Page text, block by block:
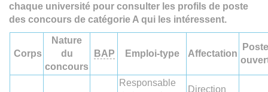
chaque université pour consulter les profils de poste
des concours de catégorie A qui les intéressent.
Corps
Nature
du
concours
BAP Emploi-type Affectation
Responsable
Direction